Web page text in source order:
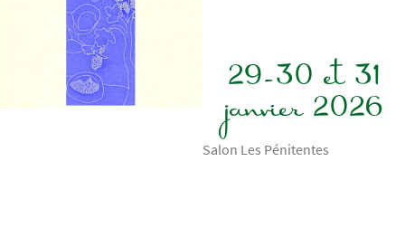
29-30 et 31
janvier 2026
Salon Les Pénitentes